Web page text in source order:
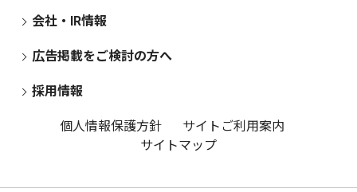
会社・IR情報
広告掲載をご検討の方へ
採用情報
個人情報保護方針
サイトご利用案内
サイトマップ